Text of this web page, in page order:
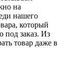
на
нашего
который
под заказ. Из
товар даже в